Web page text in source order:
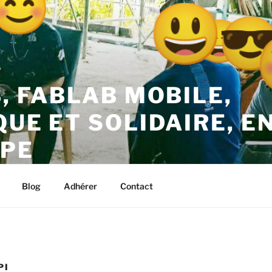
FABLAB MOBILE,
ET SOLIDAIRE,
Blog Adhérer Contact